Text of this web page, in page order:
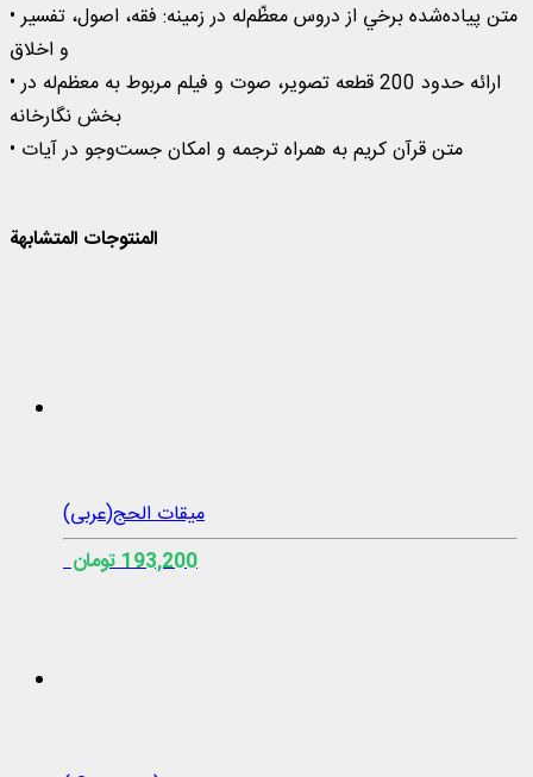
• متن پياده‌شده برخي از دروس معظّم‌‌له در زمینه: فقه، اصول، تفسیر
و اخلاق
• ارائه حدود 200 قطعه تصویر، صوت و فیلم مربوط به معظم‌‌له در
بخش نگارخانه
• متن قرآن كريم به همراه ترجمه و امكان جست‌وجو در آيات
المنتوجات المتشابهة
میقات الحج(عربی)
193,200 تومان